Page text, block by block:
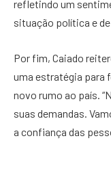
refletindo um
situação política e
Por fim, Caiado
uma estratégia para
novo rumo ao país.
suas demandas.
a confiança das